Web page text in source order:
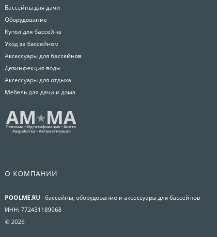
Бассейны для дачи
Оборудование
Купол для бассейна
Уход за бассейном
Аксессуары для бассейнов
Дезинфекция воды
Аксессуары для отдыха
Мебель для дачи и дома
О КОМПАНИИ
POOLME.RU - бассейны, оборудование и аксессуары для бассейнов
ИНН: 772431189968
© 2026